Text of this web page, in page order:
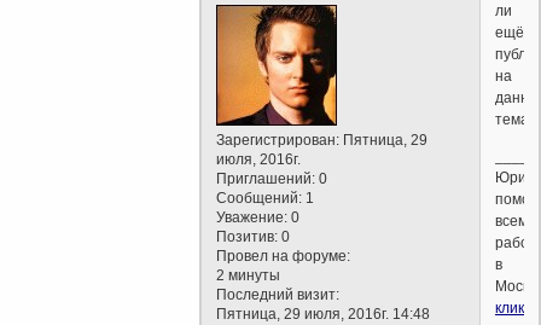
Зарегистрирован: Пятница, 29
июля, 2016г.
Приглашений: 0
Сообщений: 1
Уважение: 0
Позитив: 0
Провел на форуме:
2 минуты
Последний визит:
Пятница, 29 июля, 2016г. 14:48
ли
ещё
на
всем
в
кликай